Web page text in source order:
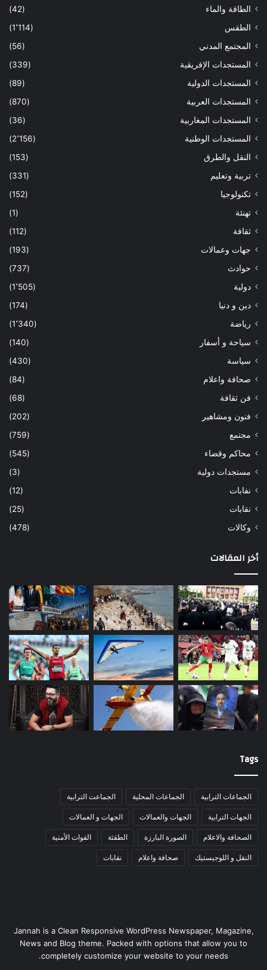
الطاقة والماء
(42)
الطقس
(1٬114)
المجتمع المدني
(56)
المستجدات الإفريقية
(339)
المستجدات الدولية
(89)
المستجدات العربية
(870)
المستجدات المغاربية
(36)
المستجدات الوطنية
(2٬156)
النقل والطرق
(153)
تربية وتعليم
(331)
تكنولوجيا
(152)
تهنئة
(1)
ثقافة
(112)
جهات وعمالات
(193)
حوادث
(737)
دولية
(1٬505)
دين و دنيا
(174)
رياضة
(1٬340)
سياحة و أسفار
(140)
سياسة
(430)
صحافة واعلام
(84)
فن ثقافة
(68)
فنون ومشاهير
(202)
مجتمع
(759)
محاكم وقضاء
(545)
مستجدات دولية
(3)
نفابات
(12)
نقابات
(25)
وكالات
(478)
أخر المقالات
Tags
الجماعات الترابية الجماعات المحلية الجماعت الترابية
الجهات الترابية الجهات والعمالات الجهات و العمالات
الصحافة والاعلام الصورة البارزة الطقثة القوات الأمنية
النقل و اللوجيستيك صحافة واعلام نقابات
Jannah is a Clean Responsive WordPress Newspaper, Magazine,
News and Blog theme. Packed with options that allow you to
completely customize your website to your needs.